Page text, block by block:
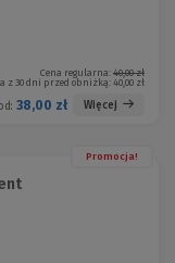
Cena regularna: 40,00 zł
z 30 dni przed obniżką: 40,00 zł
38,00 zł Więcej
Promocja!